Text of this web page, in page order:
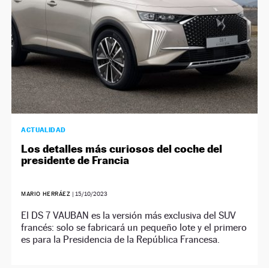
ACTUALIDAD
Los detalles más curiosos del coche del
presidente de Francia
MARIO HERRÁEZ | 15/10/2023
El DS 7 VAUBAN es la versión más exclusiva del SUV
francés: solo se fabricará un pequeño lote y el primero
es para la Presidencia de la República Francesa.